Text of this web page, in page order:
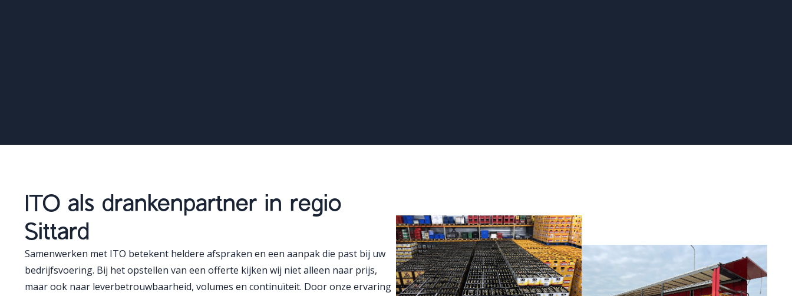
ITO als drankenpartner in regio
Sittard
Samenwerken met ITO betekent heldere afspraken en een aanpak die past bij uw
bedrijfsvoering. Bij het opstellen van een offerte kijken wij niet alleen naar prijs,
maar ook naar leverbetrouwbaarheid, volumes en continuïteit. Door onze ervaring